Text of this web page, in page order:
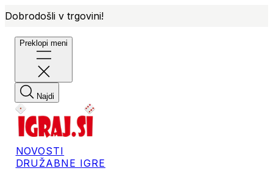
Dobrodošli v trgovini!
Preklopi meni
Najdi
NOVOSTI
DRUŽABNE IGRE